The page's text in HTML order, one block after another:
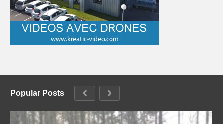
Popular Posts